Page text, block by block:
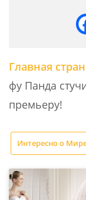
Главная
фу Панда
премьеру!
Интересно о